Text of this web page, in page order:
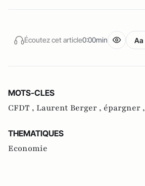
Écoutez cet article0:00min Aa
MOTS-CLES
CFDT , Laurent Berger , épargner ,
THEMATIQUES
Economie